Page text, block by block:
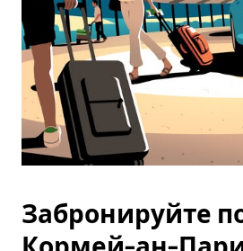
Забронируйте